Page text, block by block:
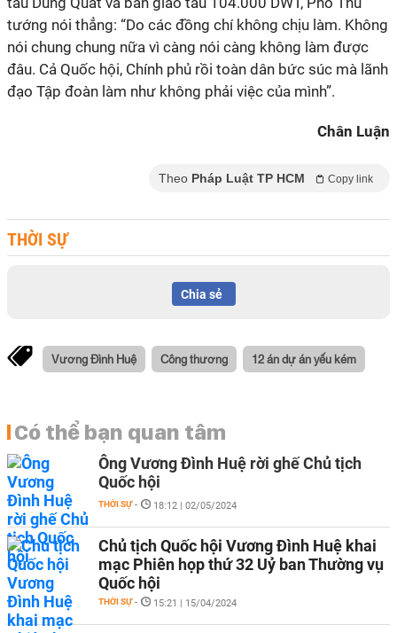
tướng nói thẳng: “Do các đồng chí không chịu làm. Không
nói chung chung nữa vì càng nói càng không làm được
đâu. Cả Quốc hội, Chính phủ rồi toàn dân bức súc mà lãnh
đạo Tập đoàn làm như không phải việc của mình”.
Chân Luận
Theo Pháp Luật TP HCM Copy link
THỜI SỰ
Chia sẻ
Vương Đình Huệ Công thương 12 án dự án yếu kém
Có thể bạn quan tâm
Ông Vương Đình Huệ rời ghế Chủ tịch
Quốc hội
THỜI SỰ - 18:12 | 02/05/2024
Chủ tịch Quốc hội Vương Đình Huệ khai
mạc Phiên họp thứ 32 Uỷ ban Thường vụ
Quốc hội
THỜI SỰ - 15:21 | 15/04/2024